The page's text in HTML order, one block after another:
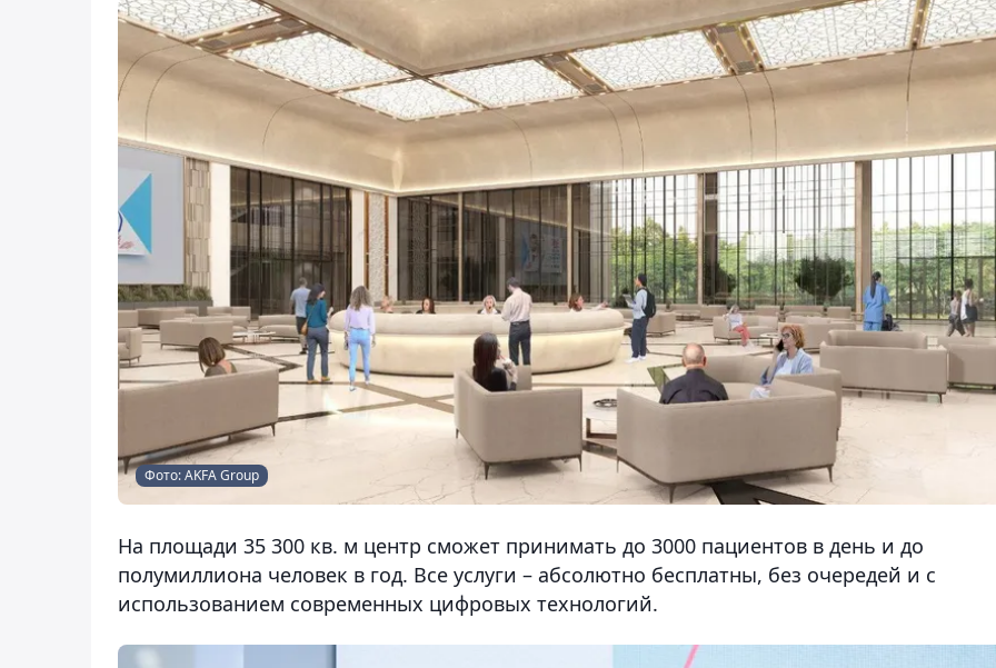
Фото: AKFA Group
На площади 35 300 кв. м центр сможет принимать до 3000 пациентов в день и до
полумиллиона человек в год. Все услуги – абсолютно бесплатны, без очередей и с
использованием современных цифровых технологий.